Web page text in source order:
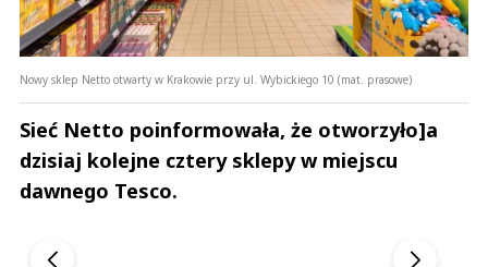
Nowy sklep Netto otwarty w Krakowie przy ul. Wybickiego 10 (mat. prasowe)
Sieć Netto poinformowała, że otworzyło]a
dzisiaj kolejne cztery sklepy w miejscu
dawnego Tesco.